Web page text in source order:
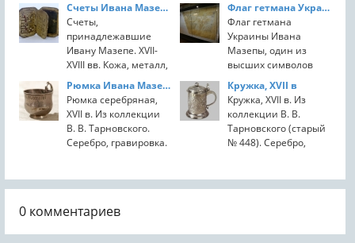
Счеты Ивана Мазепы
Счеты,
принадлежавшие
Ивану Мазепе. XVII-
XVIII вв. Кожа, металл,
кость.
Флаг гетмана Украины Ивана Мазепы
Флаг гетмана
Украины Ивана
Мазепы, один из
высших символов
государственной
власти в
Гетманщине,
хранится в
Харьковском
историческом музее.
1686 -1688 годах...
Рюмка Ивана Мазепы
Рюмка серебряная,
XVII в. Из коллекции
В. В. Тарновского.
Серебро, гравировка.
лицом в память о...
Кружка, XVII в
Кружка, XVII в. Из
коллекции В. В.
Тарновского (старый
№ 448). Серебро,
0 комментариев